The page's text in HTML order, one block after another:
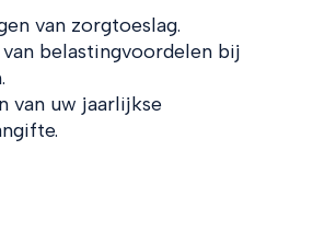
van zorgtoeslag.
belastingvoordelen bij
van uw jaarlijkse